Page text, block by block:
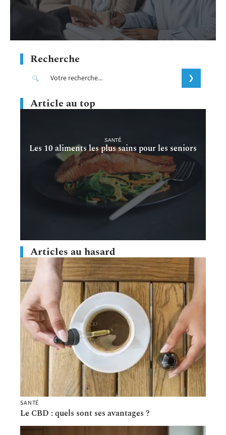
Recherche
Article au top
SANTÉ
Les 10 aliments les plus sains pour les seniors
Articles au hasard
SANTÉ
Le CBD : quels sont ses avantages ?